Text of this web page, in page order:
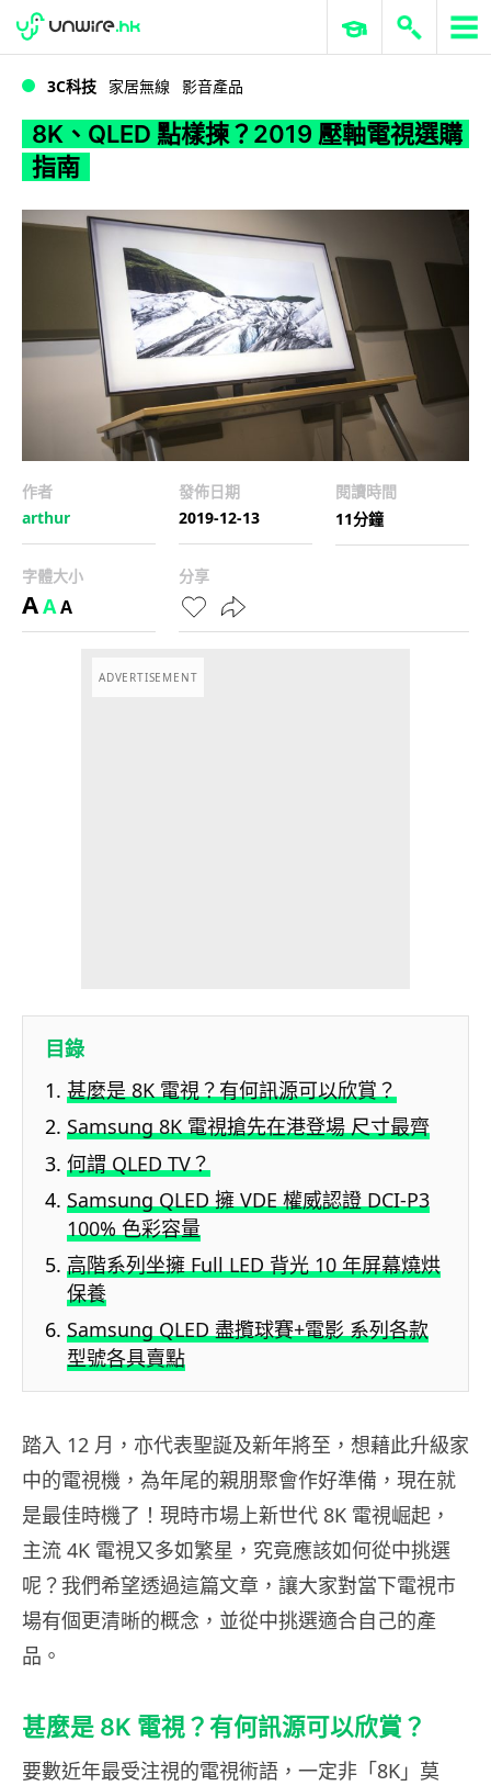
8K、QLED 點樣揀？2019 壓軸電視選購指南
WWDC 2026 ERP 與商業 AI
3C科技 家居無線 影音產品
8K、QLED 點樣揀？2019 壓軸電視選購
指南
作者
arthur
發佈日期
2019-12-13
閱讀時間
11分鐘
字體大小
AAA
分享
ADVERTISEMENT
目錄
甚麼是 8K 電視？有何訊源可以欣賞？
Samsung 8K 電視搶先在港登場 尺寸最齊
何謂 QLED TV？
Samsung QLED 擁 VDE 權威認證 DCI-P3
100% 色彩容量
高階系列坐擁 Full LED 背光 10 年屏幕燒烘
保養
Samsung QLED 盡攬球賽+電影 系列各款
型號各具賣點
踏入 12 月，亦代表聖誕及新年將至，想藉此升級家
中的電視機，為年尾的親朋聚會作好準備，現在就
是最佳時機了！現時市場上新世代 8K 電視崛起，
主流 4K 電視又多如繁星，究竟應該如何從中挑選
呢？我們希望透過這篇文章，讓大家對當下電視市
場有個更清晰的概念，並從中挑選適合自己的產
品。
甚麼是 8K 電視？有何訊源可以欣賞？
要數近年最受注視的電視術語，一定非「8K」莫